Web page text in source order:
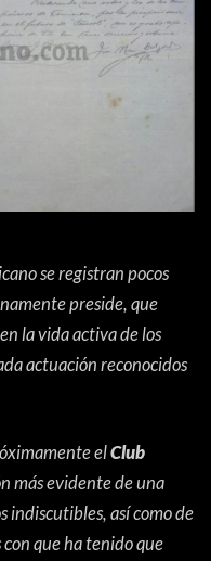
FEMENINO
DEPORTES
PLAYA
se registran pocos
preside, que
la vida activa de los
actuación reconocidos
elClub
más evidente de una
indiscutibles, así como de
que ha tenido que